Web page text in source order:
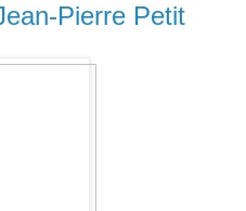
Pierre Petit